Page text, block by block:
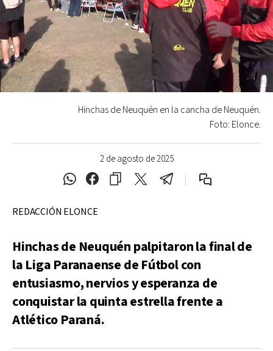
2 de agosto de 2025
Hinchas de Neuquén en la cancha de Neuquén.
Foto: Elonce.
REDACCIÓN ELONCE
Hinchas de Neuquén palpitaron la final de
la Liga Paranaense de Fútbol con
entusiasmo, nervios y esperanza de
conquistar la quinta estrella frente a
Atlético Paraná.